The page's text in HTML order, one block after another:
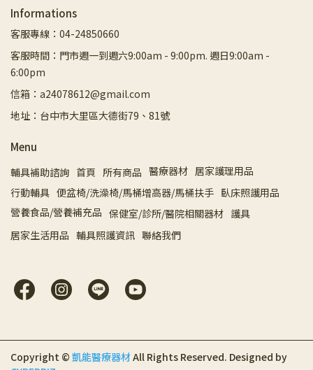
Informations
客服專線：04-24850660
客服時間：門市週一到週六9:00am - 9:00pm. 週日9:00am -
6:00pm
信箱：a24078612@gmail.com
地址：台中市大里區大德街79、81號
Menu
輔具補助諮詢 首頁 所有商品 醫療器材 居家護理用品
行動輔具 便盆椅/洗澡椅/馬桶增高器/馬桶扶手 臥床照護用品
營養食品/營養補充品 保健室/診所/醫院相關器材 護具
居家生活用品 輔具照護資訊 聯絡我們
Copyright © 凱能醫療器材All Rights Reserved. Designed by